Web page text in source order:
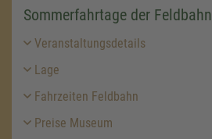
Sommerfahrtage der Feldbahn
Veranstaltungsdetails
Lage
Fahrzeiten Feldbahn
Preise Museum